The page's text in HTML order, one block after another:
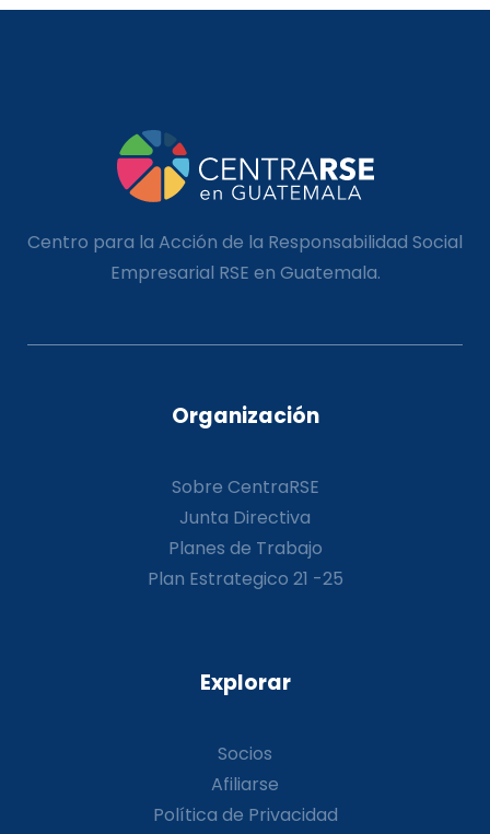
Centro para la Acción de la Responsabilidad Social
Empresarial RSE en Guatemala.
Organización
Sobre CentraRSE
Junta Directiva
Planes de Trabajo
Plan Estrategico 21 -25
Explorar
Socios
Afiliarse
Política de Privacidad